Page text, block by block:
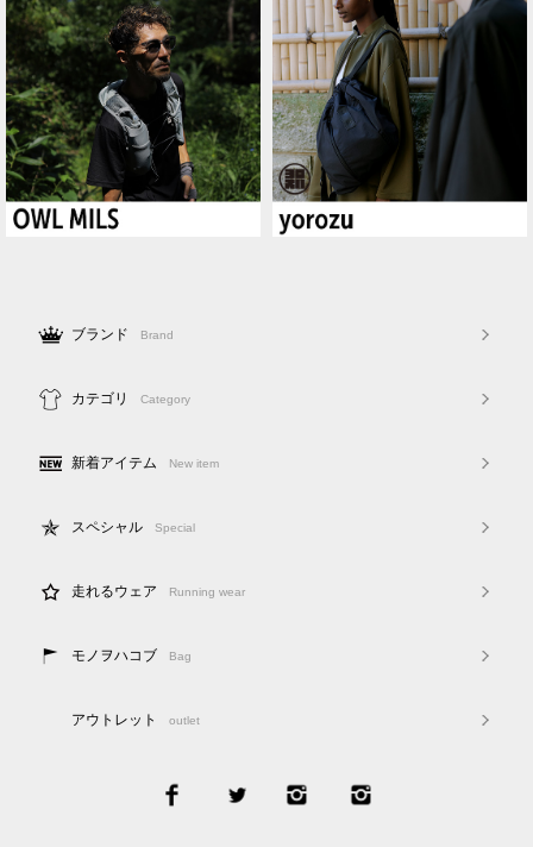
ブランド Brand
カテゴリ Category
新着アイテム New item
スペシャル Special
走れるウェア Running wear
モノヲハコブ Bag
アウトレット outlet